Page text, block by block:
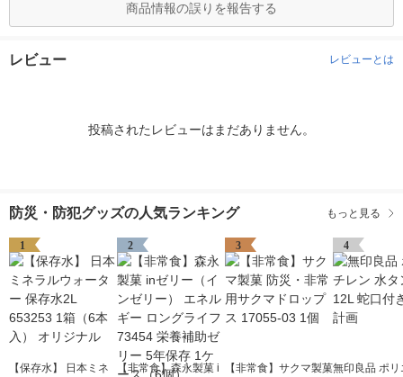
商品情報の誤りを報告する
レビュー レビューとは
投稿されたレビューはまだありません。
防災・防犯グッズの人気ランキング もっと見る
1
【保存水】 日本ミネ
2
【非常食】森永製菓 i
3
【非常食】サクマ製菓
4
無印良品 ポリ